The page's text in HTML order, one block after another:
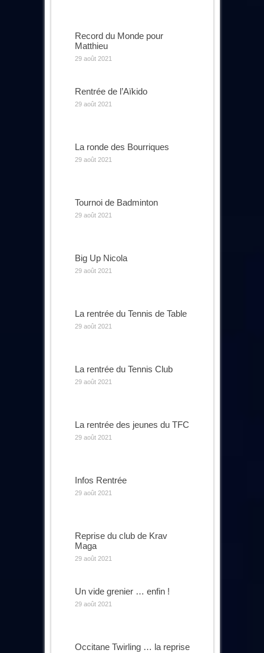
Record du Monde pour
Matthieu
29 août 2021
Rentrée de l’Aïkido
29 août 2021
La ronde des Bourriques
29 août 2021
Tournoi de Badminton
29 août 2021
Big Up Nicola
29 août 2021
La rentrée du Tennis de Table
29 août 2021
La rentrée du Tennis Club
29 août 2021
La rentrée des jeunes du TFC
29 août 2021
Infos Rentrée
29 août 2021
Reprise du club de Krav
Maga
29 août 2021
Un vide grenier … enfin !
29 août 2021
Occitane Twirling … la reprise